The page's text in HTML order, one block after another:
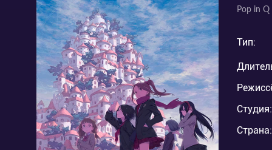
Pop in Q
Тип:
Студия:
Страна: